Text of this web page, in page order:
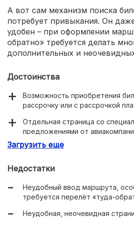
А вот сам механизм поиска
потребует привыкания. Он
удобен – при оформлении
обратно» требуется делать
дополнительных и
Достоинства
Возможность приобретения
рассрочку или с рассрочкой
Отдельная страница со
предложениями от
Подробная информация о
Загрузить еще
Недостатки
Неудобный ввод маршрута,
требуется перелёт «туда-
Неудобная, неочевидная